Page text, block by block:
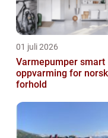
01 juli 2026
Varmepumper smart
oppvarming for
forhold